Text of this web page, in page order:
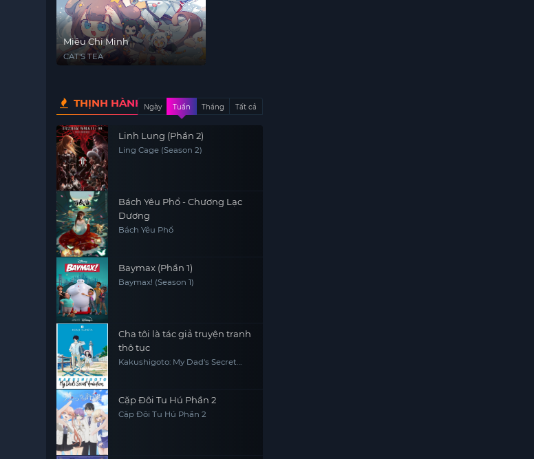
Miêu Chi Minh
CAT'S TEA
THỊNH HÀNHNgày Tuần Tháng Tất cả
Linh Lung (Phần 2)
Ling Cage (Season 2)
Bách Yêu Phổ - Chương Lạc
Dương
Bách Yêu Phổ
Baymax (Phần 1)
Baymax! (Season 1)
Cha tôi là tác giả truyện tranh
thô tục
Kakushigoto: My Dad's Secret
Cặp Đôi Tu Hú Phần 2
Cặp Đôi Tu Hú Phần 2